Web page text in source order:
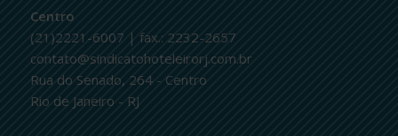
Centro
(21)2221-6007 | fax.: 2232-2657
contato@sindicatohoteleirorj.com.br
Rua do Senado, 264 - Centro
Rio de Janeiro - RJ